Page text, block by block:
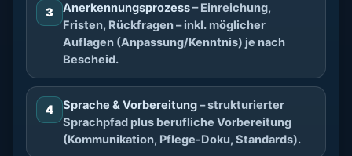
3 Anerkennungsprozess– Einreichung,
Fristen, Rückfragen – inkl. möglicher
Auflagen (Anpassung/Kenntnis) je nach
Bescheid.
4 Sprache & Vorbereitung– strukturierter
Sprachpfad plus berufliche Vorbereitung
(Kommunikation, Pflege-Doku, Standards).